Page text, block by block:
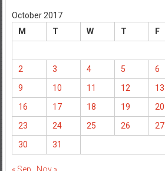
2
3 4 5 6
9
10 11 12 13
16
17 18 19 20
23
24 25 26 27
30
31
« Sep Nov »